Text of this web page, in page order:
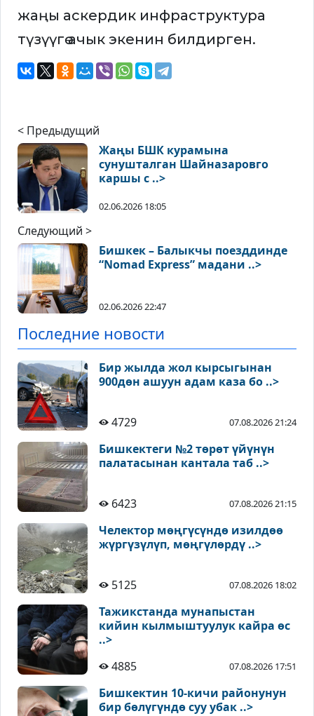
жаңы аскердик инфраструктура
түзүүгө ачык экенин билдирген.
< Предыдущий
Жаңы БШК курамына
сунушталган Шайназаровго
каршы с ..>
02.06.2026 18:05
Следующий >
Бишкек – Балыкчы поезддинде
“Nomad Express” мадани ..>
02.06.2026 22:47
Последние новости
Бир жылда жол кырсыгынан
900дөн ашуун адам каза бо ..>
4729 07.08.2026 21:24
Бишкектеги №2 төрөт үйүнүн
палатасынан кантала таб ..>
6423 07.08.2026 21:15
Челектор мөңгүсүндө изилдөө
жүргүзүлүп, мөңгүлөрдү ..>
5125 07.08.2026 18:02
Тажикстанда мунапыстан
кийин кылмыштуулук кайра өс
..>
4885
07.08.2026 17:51
Бишкектин 10-кичи районунун
бир бөлүгүндө суу убак ..>